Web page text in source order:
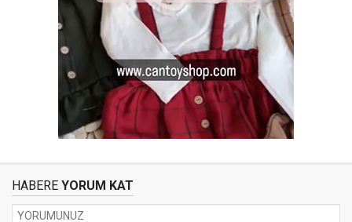
HABERE YORUM KAT